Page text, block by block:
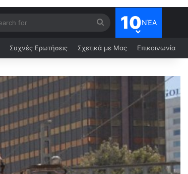
10ΝΈΑ
Συχνές Ερωτήσεις Σχετικά με Μας Επικοινωνία